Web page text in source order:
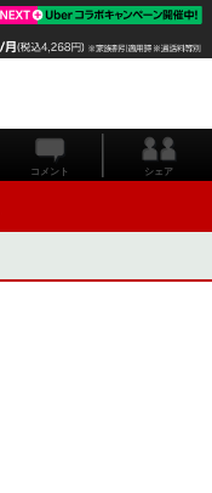
コメント シェア